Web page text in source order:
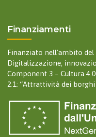
Finanziamenti
Finanziato nell’ambito del
Digitalizzazione,
Component 3 – Cultura
2.1: “Attrattività dei